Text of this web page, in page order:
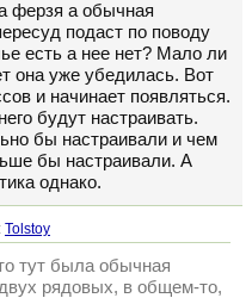
ферзя а обычная
подаст по поводу
есть а нее нет? Мало ли
она уже убедилась. Вот
и начинает появляться.
будут настраивать.
бы настраивали и чем
бы настраивали. А
однако.
Tolstoy
тут была обычная
рядовых, в общем-то,